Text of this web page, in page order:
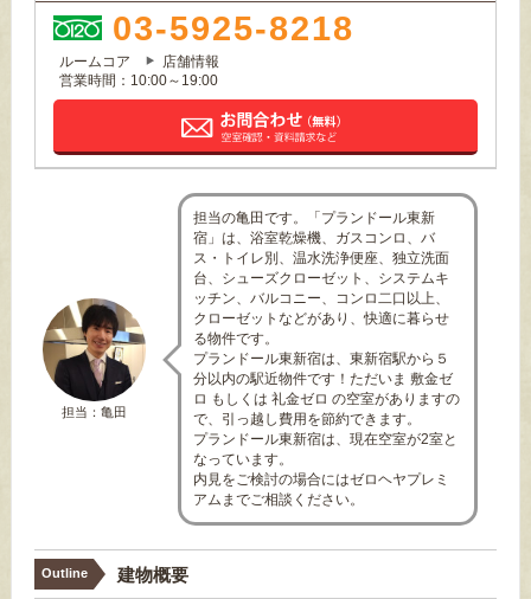
03-5925-8218
ルームコア
店舗情報
営業時間：10:00～19:00
担当：亀田
担当の亀田です。「プランドール東新
宿」は、浴室乾燥機、ガスコンロ、バ
ス・トイレ別、温水洗浄便座、独立洗面
台、シューズクローゼット、システムキ
ッチン、バルコニー、コンロ二口以上、
クローゼットなどがあり、快適に暮らせ
る物件です。
プランドール東新宿は、東新宿駅から５
分以内の駅近物件です！ただいま 敷金ゼ
ロ もしくは 礼金ゼロ の空室がありますの
で、引っ越し費用を節約できます。
プランドール東新宿は、現在空室が2室と
なっています。
内見をご検討の場合にはゼロヘヤプレミ
アムまでご相談ください。
Outline 建物概要